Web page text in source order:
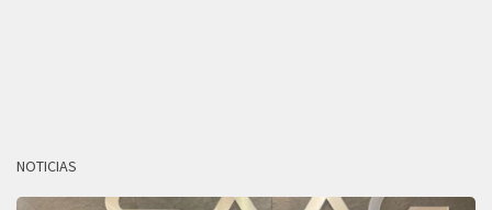
NOTICIAS